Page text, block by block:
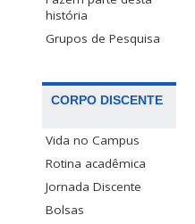
história
Grupos de Pesquisa
CORPO DISCENTE
Vida no Campus
Rotina acadêmica
Jornada Discente
Bolsas